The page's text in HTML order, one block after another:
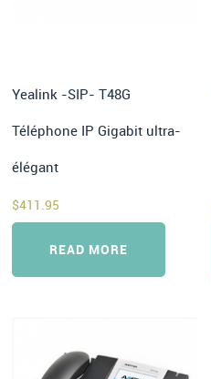
Yealink -SIP- T48G
Téléphone IP Gigabit ultra-
élégant
$411.95
READ MORE